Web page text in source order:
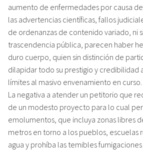
aumento de enfermedades por causa
las advertencias científicas, fallos
de ordenanzas de contenido variado, ni
trascendencia pública, parecen haber
duro cuerpo, quien sin distinción de
dilapidar todo su prestigio y credibilidad
límites al masivo envenamiento en curso.
La negativa a atender un petitorio que
de un modesto proyecto para lo cual
emolumentos, que incluya zonas libres
metros en torno a los pueblos, escuelas
agua y prohíba las temibles